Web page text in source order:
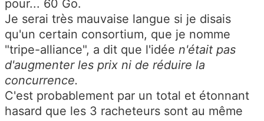
pour... 60 Go.
Je serai très mauvaise langue si je disais
qu'un certain consortium, que je nomme
"tripe-alliance", a dit que l'idée n'était pas
d'augmenter les prix ni de réduire la
concurrence.
C'est probablement par un total et étonnant
hasard que les 3 racheteurs sont au même